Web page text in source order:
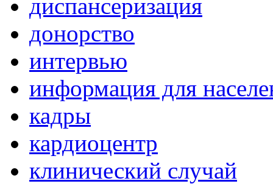
диспансеризация
донорство
интервью
информация для
кадры
кардиоцентр
клинический случай